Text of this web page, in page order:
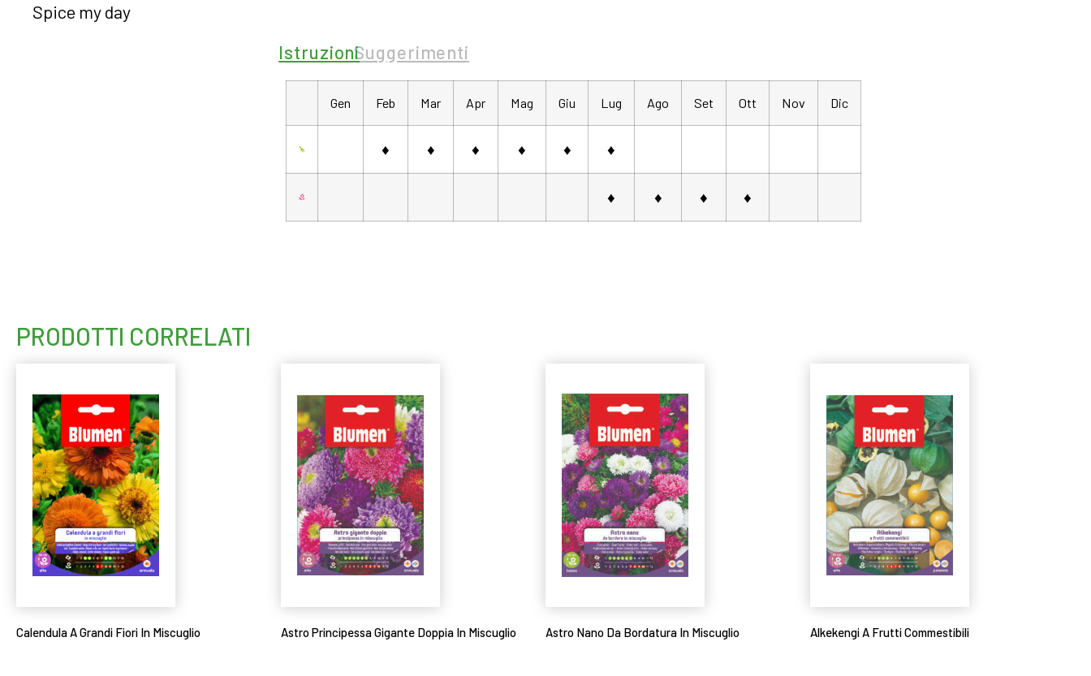
Spice my day
IstruzioniSuggerimenti
Gen Feb Mar Apr Mag Giu Lug Ago Set Ott Nov Dic
♦ ♦ ♦ ♦ ♦ ♦
♦ ♦ ♦ ♦
PRODOTTI CORRELATI
Calendula A Grandi Fiori In Miscuglio Astro Principessa Gigante Doppia In Miscuglio Astro Nano Da Bordatura In Miscuglio Alkekengi A Frutti Commestibili